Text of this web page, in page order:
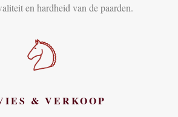
en hardheid van de paarden.
& VERKOOP